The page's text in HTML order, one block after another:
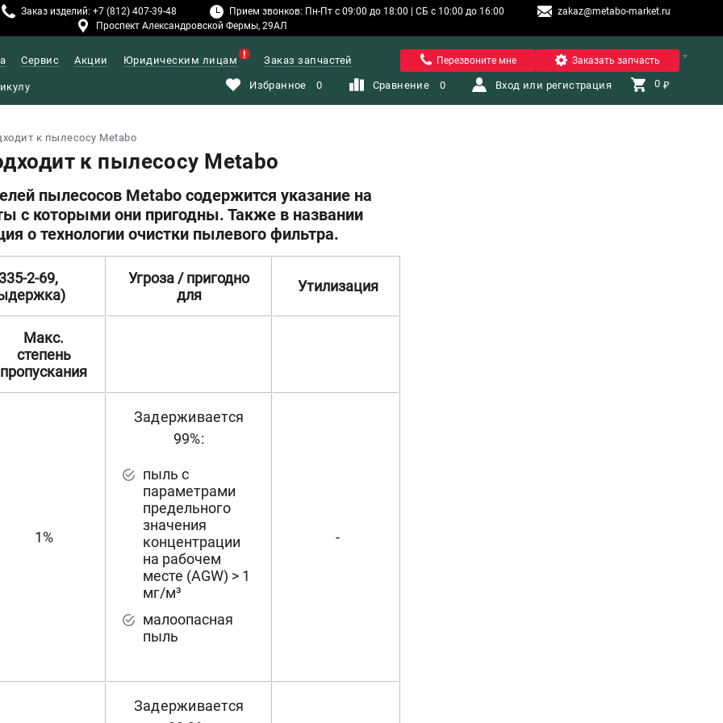
Заказ изделий: +7 (812) 407-39-48 Прием звонков: Пн-Пт с 09:00 до 18:00 | СБ с 10:00 до 16:00
zakaz@metabo-market.ru
Проспект Александровской Фермы, 29АЛ
Санкт-Петербург
Сервис Акции Юридическим лицам Заказ запчастей Перезвоните мне Заказать запчасть
Избранное 0 Сравнение 0 Вход или регистрация 0 ₽
к пылесосу Metabo
к пылесосу Metabo
пылесосов Metabo содержится указание на
с которыми они пригодны. Также в названии
о технологии очистки пылевого фильтра.
2-69,
Угроза / пригодно
для
Утилизация
Макс.
степень
пропускания
1%
Задерживается
99%:
пыль с
параметрами
предельного
значения
концентрации
на рабочем
месте (AGW) > 1
мг/м³
малоопасная
пыль
-
Задерживается